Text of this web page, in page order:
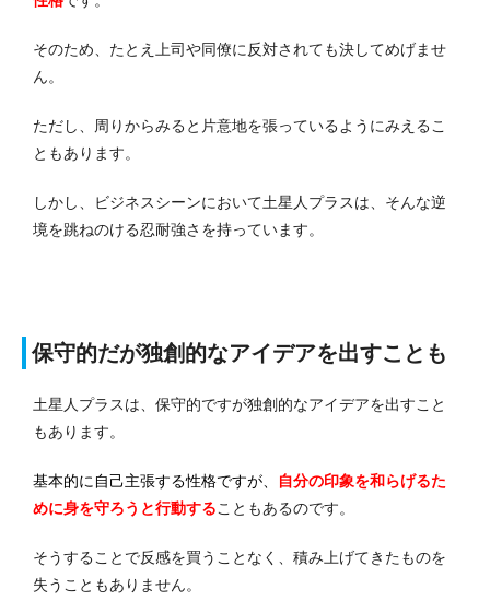
そのため、たとえ上司や同僚に反対されても決してめげませ
ん。
ただし、周りからみると片意地を張っているようにみえるこ
ともあります。
しかし、ビジネスシーンにおいて土星人プラスは、そんな逆
境を跳ねのける忍耐強さを持っています。
保守的だが独創的なアイデアを出すことも
土星人プラスは、保守的ですが独創的なアイデアを出すこと
もあります。
基本的に自己主張する性格ですが、
自分の印象を和らげるた
めに身を守ろうと行動することもあるのです。
そうすることで反感を買うことなく、積み上げてきたものを
失うこともありません。